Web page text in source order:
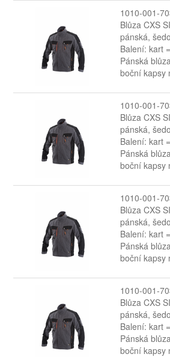
1010-001-
Blůza CXS
pánská,
Balení: kart
Pánská
boční kapsy
1010-001-
Blůza CXS
pánská,
Balení: kart
Pánská
boční kapsy
1010-001-
Blůza CXS
pánská,
Balení: kart
Pánská
boční kapsy
1010-001-
Blůza CXS
pánská,
Balení: kart
Pánská
boční kapsy